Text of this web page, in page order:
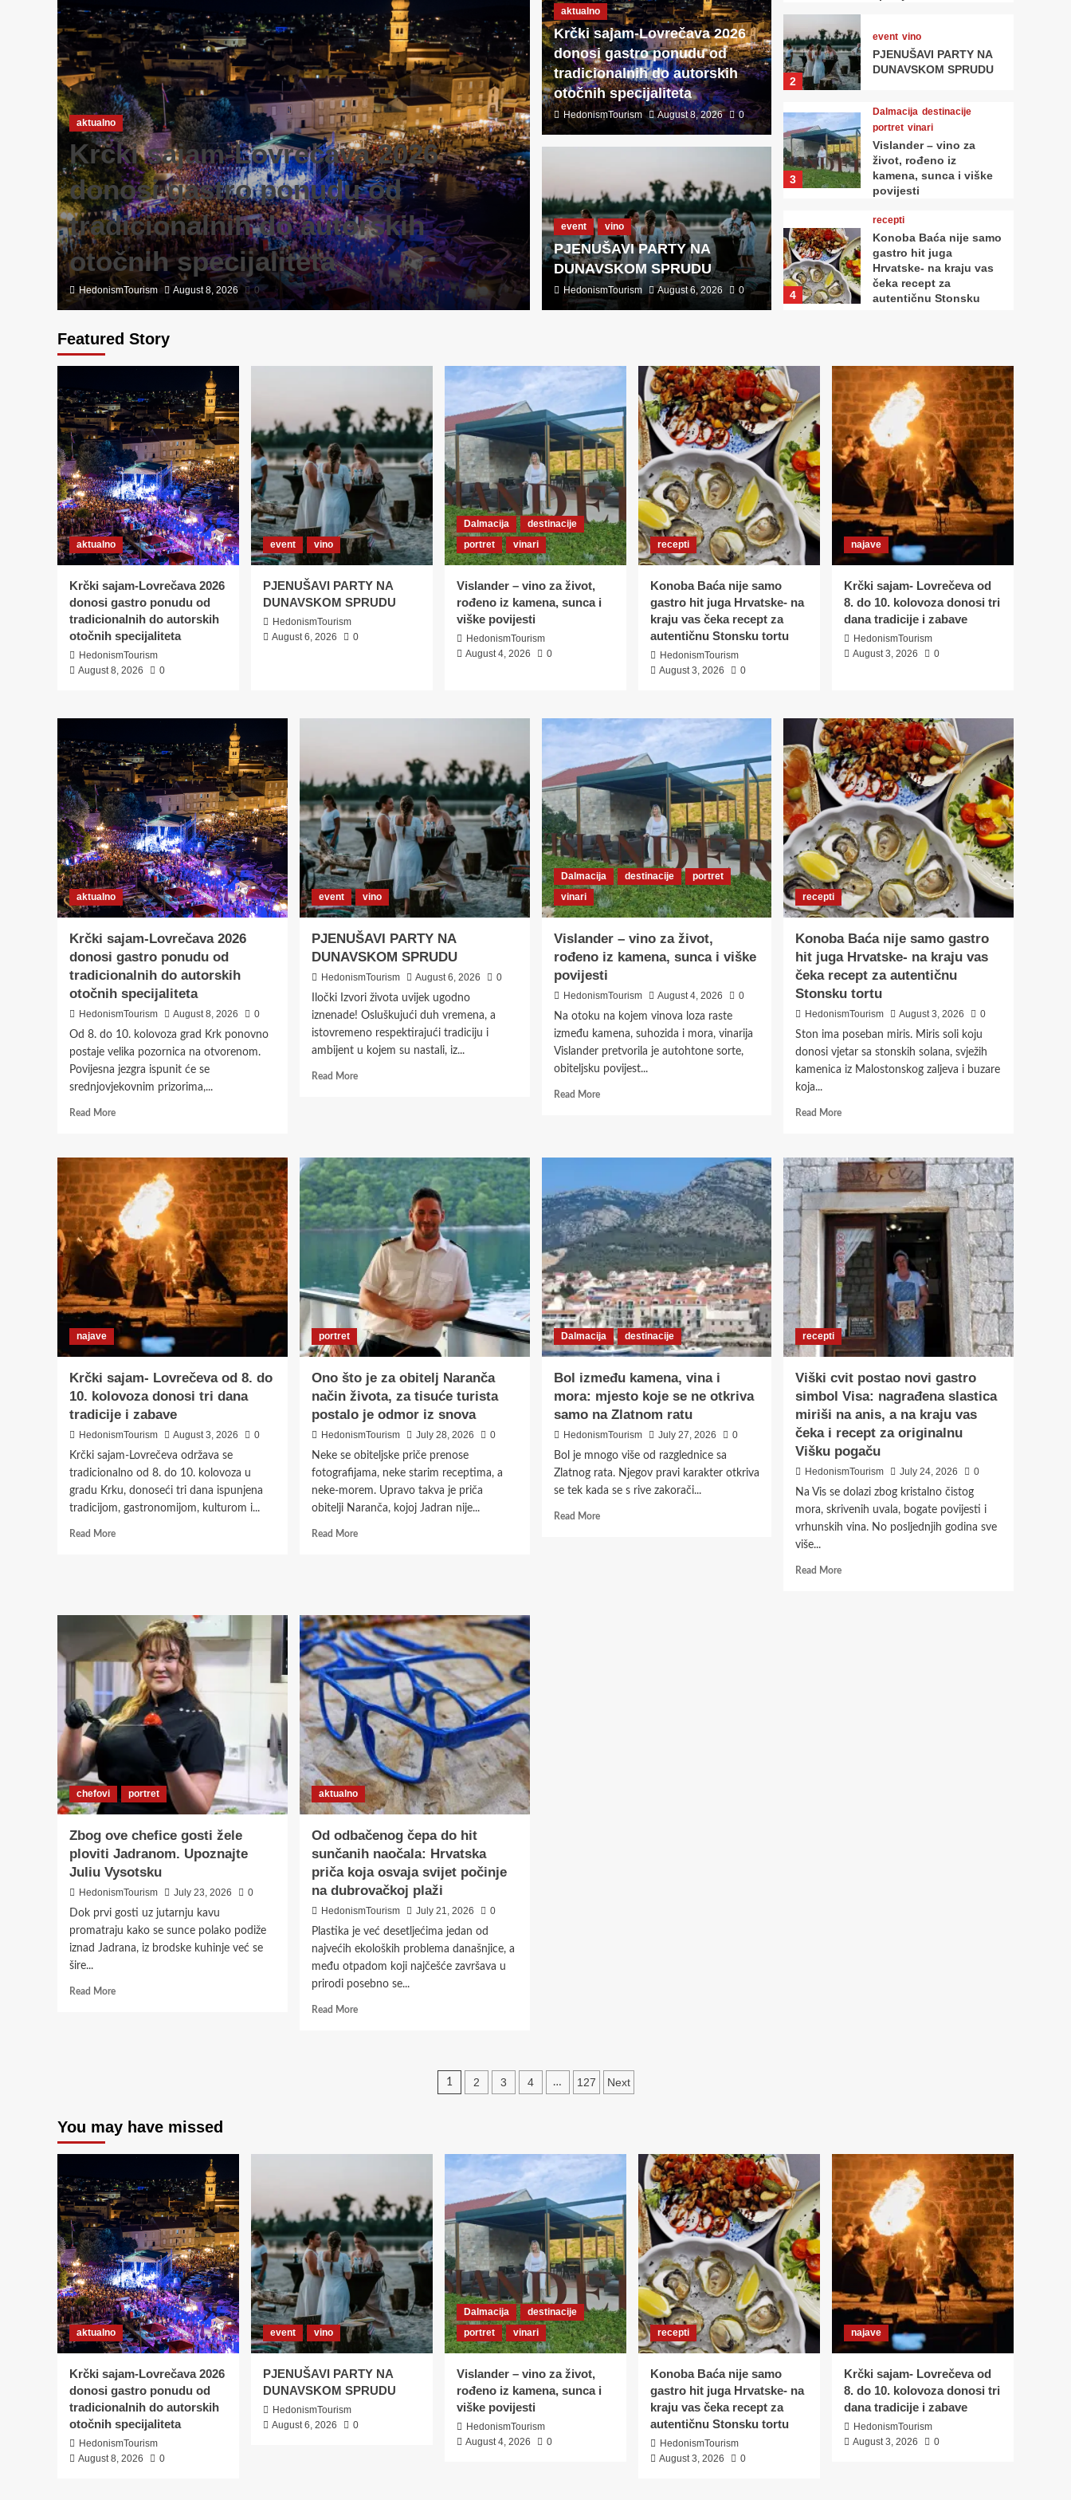
aktualno
Krčki sajam-Lovrečava 2026
donosi gastro ponudu od
tradicionalnih do autorskih
otočnih specijaliteta
HedonismTourism August 8, 2026 0
event vino
PJENUŠAVI PARTY NA
DUNAVSKOM SPRUDU
HedonismTourism August 6, 2026 0
aktualno
Krčki sajam-Lovrečava 2026
donosi gastro ponudu od
tradicionalnih do autorskih
otočnih specijaliteta
HedonismTourism August 8, 2026 0
event vino
PJENUŠAVI PARTY NA
DUNAVSKOM SPRUDU
HedonismTourism August 6, 2026 0
2
event vino
PJENUŠAVI PARTY NA
DUNAVSKOM SPRUDU
3
Dalmacija destinacije
portret vinari
Vislander – vino za
život, rođeno iz
kamena, sunca i viške
povijesti
4
recepti
Konoba Baća nije samo
gastro hit juga
Hrvatske- na kraju vas
čeka recept za
autentičnu Stonsku
5
od 8. do 10. kolovoza
donosi tri dana
tradicije i zabave
1
aktualno
Krčki sajam-Lovrečava
2026 donosi gastro
ponudu od
tradicionalnih do
autorskih otočnih
specijaliteta
PJENUŠAVI PARTY NA
DUNAVSKOM SPRUDU
portret
povijesti
4
recepti
Konoba Baća nije samo
gastro hit juga
Hrvatske- na kraju vas
čeka recept za
autentičnu Stonsku
tortu
5
najave
Krčki sajam- Lovrečeva
od 8. do 10. kolovoza
tradicije i zabave
Featured Story
aktualno
Krčki sajam-Lovrečava 2026
donosi gastro ponudu od
tradicionalnih do autorskih
otočnih specijaliteta
HedonismTourism
August 8, 2026
0
event vino
PJENUŠAVI PARTY NA
DUNAVSKOM SPRUDU
HedonismTourism
August 6, 2026
0
Dalmacija
destinacije
portret
vinari
Vislander – vino za život,
rođeno iz kamena, sunca i
viške povijesti
HedonismTourism
August 4, 2026
0
recepti
Konoba Baća nije samo
gastro hit juga Hrvatske- na
kraju vas čeka recept za
autentičnu Stonsku tortu
HedonismTourism
August 3, 2026
0
najave
Krčki sajam- Lovrečeva od
8. do 10. kolovoza donosi tri
dana tradicije i zabave
HedonismTourism
August 3, 2026
0
aktualno
Krčki sajam-Lovrečava 2026
donosi gastro ponudu od
tradicionalnih do autorskih
otočnih specijaliteta
HedonismTourism August 8, 2026
0
Od 8. do 10. kolovoza grad Krk ponovno
postaje velika pozornica na otvorenom.
Povijesna jezgra ispunit će se
srednjovjekovnim prizorima,...
Read MoreRead
Krčki
sajam-
Lovrečava
2026
donosi
gastro
ponudu
od
tradicionalnih
do
autorskih
otočnih
specijaliteta
event vino
PJENUŠAVI PARTY NA
DUNAVSKOM SPRUDU
HedonismTourism August 6, 2026
0
Iločki Izvori života uvijek ugodno
iznenade! Osluškujući duh vremena, a
istovremeno respektirajući tradiciju i
ambijent u kojem su nastali, iz...
Read MoreRead
DUNAVSKOM
SPRUDU
Dalmacija destinacije
portret
vinari
Vislander – vino za život,
rođeno iz kamena, sunca i viške
povijesti
HedonismTourism August 4, 2026
0
Na otoku na kojem vinova loza raste
između kamena, suhozida i mora, vinarija
Vislander pretvorila je autohtone sorte,
obiteljsku povijest...
Read MoreRead
život,
rođeno
iz
kamena,
sunca
viške
povijesti
recepti
Konoba Baća nije samo gastro
hit juga Hrvatske- na kraju vas
čeka recept za autentičnu
Stonsku tortu
HedonismTourism August 3, 2026
0
Ston ima poseban miris. Miris soli koju
donosi vjetar sa stonskih solana, svježih
kamenica iz Malostonskog zaljeva i buzare
koja...
Read MoreRead
Konoba
Baća
nije
gastro
hit
juga
Hrvatske-
na
kraju
vas
čeka
recept
za
Stonsku
tortu
najave
Krčki sajam- Lovrečeva od 8. do
10. kolovoza donosi tri dana
tradicije i zabave
HedonismTourism August 3, 2026
0
Krčki sajam-Lovrečeva održava se
tradicionalno od 8. do 10. kolovoza u
gradu Krku, donoseći tri dana ispunjena
tradicijom, gastronomijom, kulturom i...
Read MoreRead
od
kolovoza
donosi
tri
dana
tradicije
portret
Ono što je za obitelj Naranča
način života, za tisuće turista
postalo je odmor iz snova
HedonismTourism July 28, 2026
0
Neke se obiteljske priče prenose
fotografijama, neke starim receptima, a
neke-morem. Upravo takva je priča
obitelji Naranča, kojoj Jadran nije...
Read MoreRead
za
obitelj
Naranča
način
života,
za
tisuće
turista
postalo
je
odmor
iz
snova
Dalmacija destinacije
Bol između kamena, vina i
mora: mjesto koje se ne otkriva
samo na Zlatnom ratu
HedonismTourism July 27, 2026
0
Bol je mnogo više od razglednice sa
Zlatnog rata. Njegov pravi karakter otkriva
se tek kada se s rive zakorači...
Read MoreRead
recepti
Viški cvit postao novi gastro
simbol Visa: nagrađena slastica
miriši na anis, a na kraju vas
čeka i recept za originalnu
Višku pogaču
HedonismTourism July 24, 2026
0
Na Vis se dolazi zbog kristalno čistog
mora, skrivenih uvala, bogate povijesti i
vrhunskih vina. No posljednjih godina sve
više...
Read MoreRead
chefovi portret
Zbog ove chefice gosti žele
ploviti Jadranom. Upoznajte
Juliu Vysotsku
HedonismTourism July 23, 2026
0
Dok prvi gosti uz jutarnju kavu
promatraju kako se sunce polako podiže
iznad Jadrana, iz brodske kuhinje već se
šire...
Read MoreRead
Jadranom.
Juliu
aktualno
Od odbačenog čepa do hit
sunčanih naočala: Hrvatska
priča koja osvaja svijet počinje
na dubrovačkoj plaži
HedonismTourism July 21, 2026
0
Plastika je već desetljećima jedan od
najvećih ekoloških problema današnjice, a
među otpadom koji najčešće završava u
prirodi posebno se...
Read MoreRead
osvaja
svijet
počinje
na
dubrovačkoj
Posts
1 2 3 4 … 127 Next
You may have missed
aktualno
Krčki sajam-Lovrečava 2026
donosi gastro ponudu od
tradicionalnih do autorskih
otočnih specijaliteta
HedonismTourism
August 8, 2026
0
event vino
PJENUŠAVI PARTY NA
DUNAVSKOM SPRUDU
HedonismTourism
August 6, 2026
0
Dalmacija
destinacije
portret
vinari
Vislander – vino za život,
rođeno iz kamena, sunca i
viške povijesti
HedonismTourism
August 4, 2026
0
recepti
Konoba Baća nije samo
gastro hit juga Hrvatske- na
kraju vas čeka recept za
autentičnu Stonsku tortu
HedonismTourism
August 3, 2026
0
najave
Krčki sajam- Lovrečeva od
8. do 10. kolovoza donosi tri
dana tradicije i zabave
HedonismTourism
August 3, 2026
0